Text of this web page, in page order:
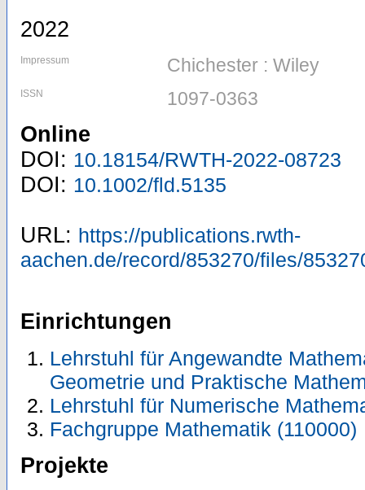
2022
Impressum Chichester : Wiley
ISSN 1097-0363
Online
DOI: 10.18154/RWTH-2022-08723
DOI: 10.1002/fld.5135
URL: https://publications.rwth-
aachen.de/record/853270/files/
Einrichtungen
Lehrstuhl für Angewandte
Geometrie und Praktische
Lehrstuhl für Numerische
Fachgruppe Mathematik (110000)
Projekte